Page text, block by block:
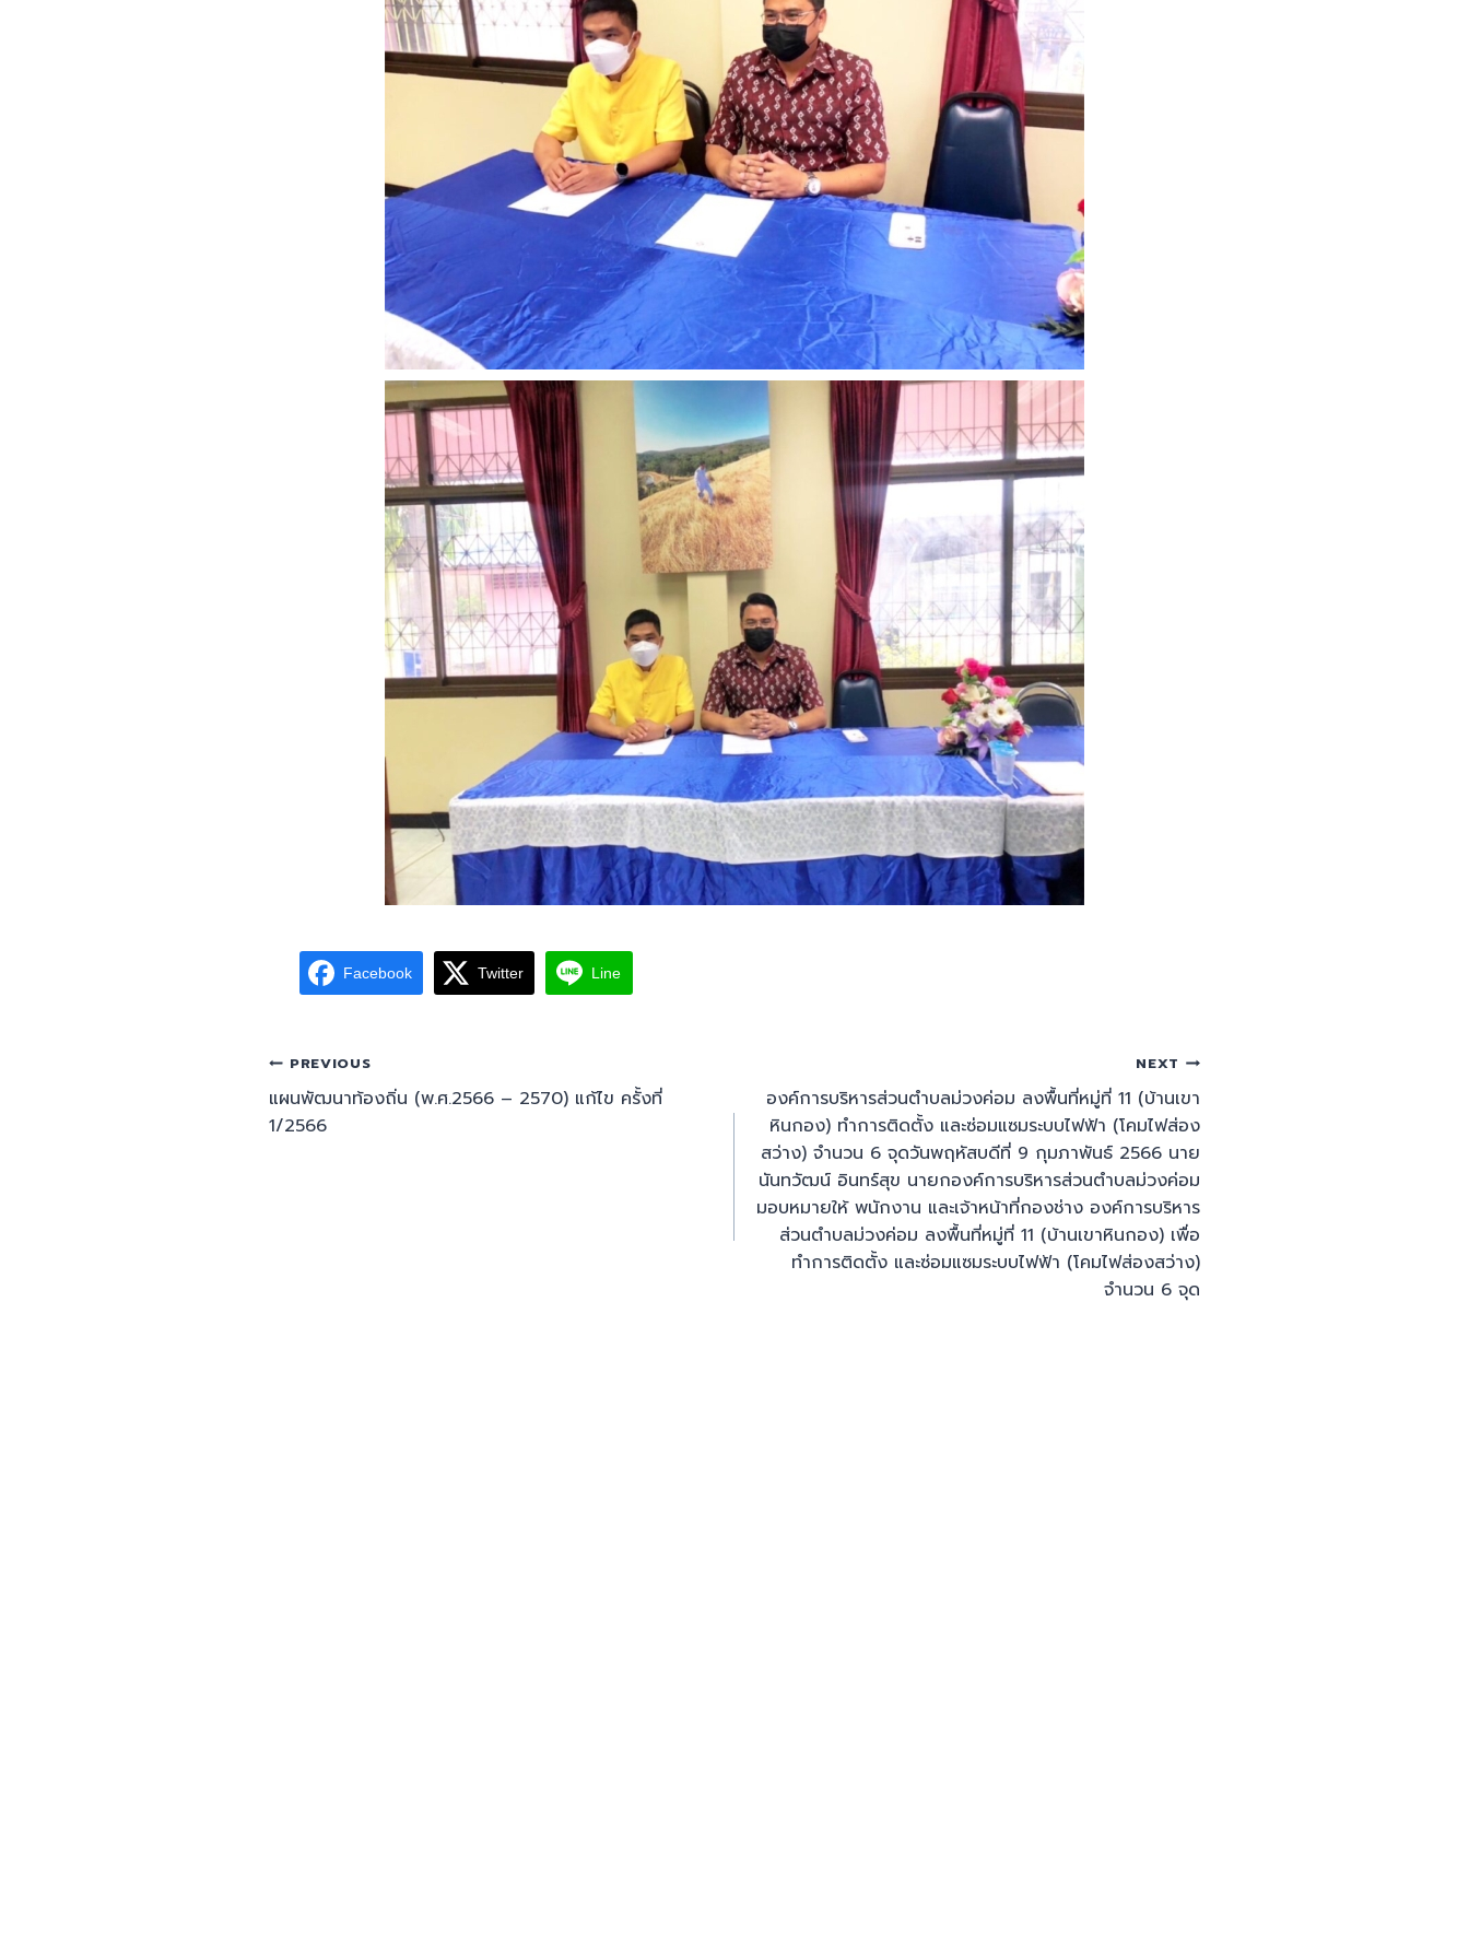
Facebook Twitter Line
PREVIOUS
แผนพัฒนาท้องถิ่น (พ.ศ.2566 – 2570) แก้ไข ครั้งที่
1/2566
NEXT
องค์การบริหารส่วนตำบลม่วงค่อม ลงพื้นที่หมู่ที่ 11 (บ้านเขา
หินกอง) ทำการติดตั้ง และซ่อมแซมระบบไฟฟ้า (โคมไฟส่อง
สว่าง) จำนวน 6 จุดวันพฤหัสบดีที่ 9 กุมภาพันธ์ 2566 นาย
นันทวัฒน์ อินทร์สุข นายกองค์การบริหารส่วนตำบลม่วงค่อม
มอบหมายให้ พนักงาน และเจ้าหน้าที่กองช่าง องค์การบริหาร
ส่วนตำบลม่วงค่อม ลงพื้นที่หมู่ที่ 11 (บ้านเขาหินกอง) เพื่อ
ทำการติดตั้ง และซ่อมแซมระบบไฟฟ้า (โคมไฟส่องสว่าง)
จำนวน 6 จุด